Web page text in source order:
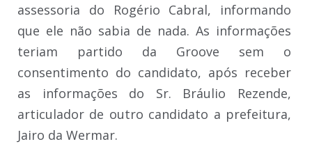
assessoria do Rogério Cabral, informando
que ele não sabia de nada. As informações
teriam partido da Groove sem o
consentimento do candidato, após receber
as informações do Sr. Bráulio Rezende,
articulador de outro candidato a prefeitura,
Jairo da Wermar.